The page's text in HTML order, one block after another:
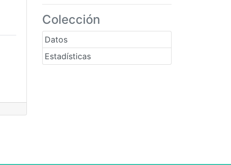
Colección
Datos
Estadísticas